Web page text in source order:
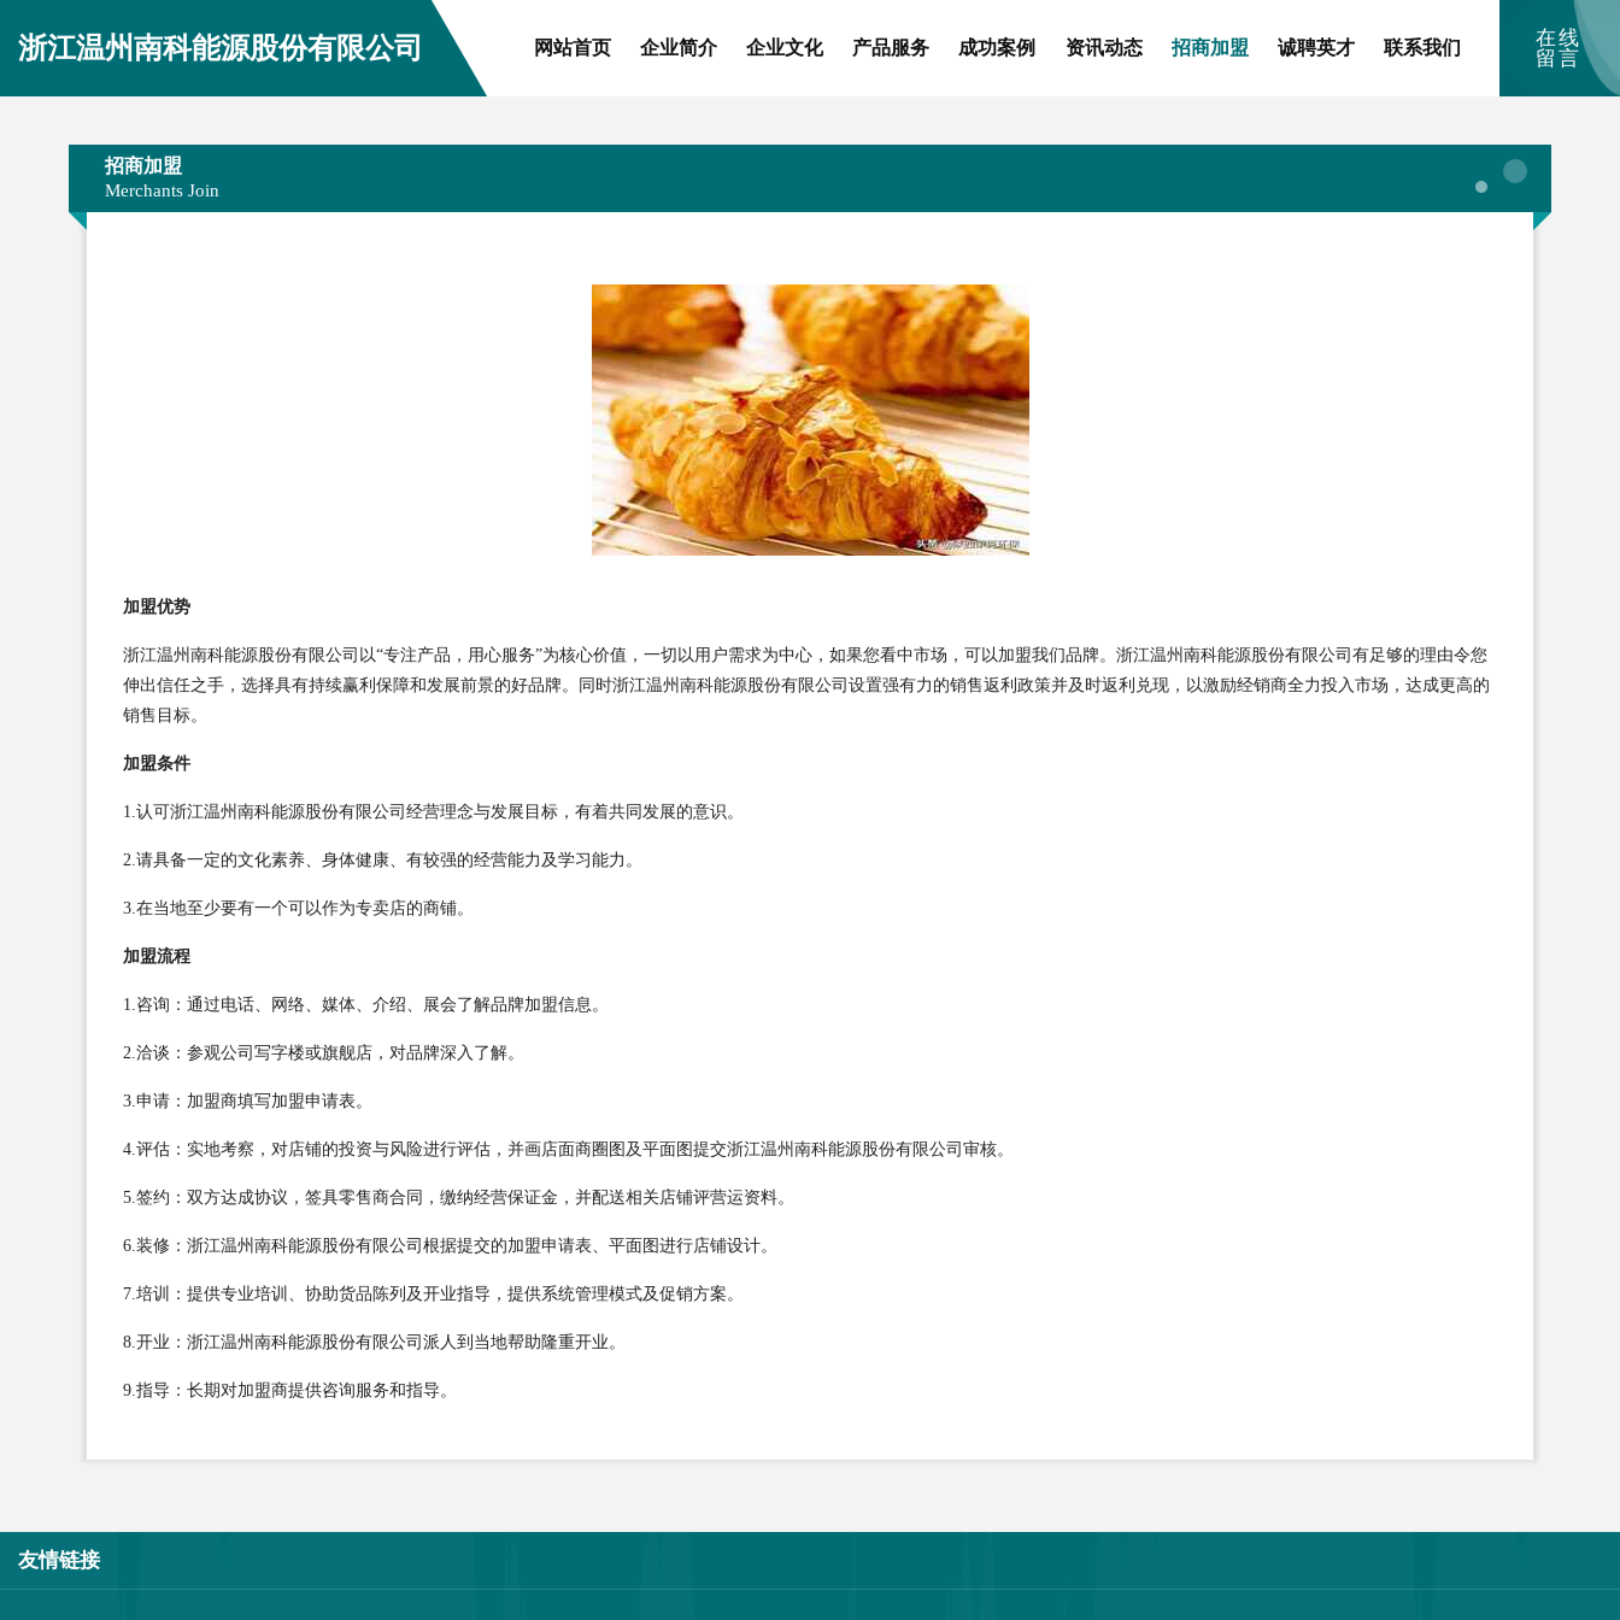
浙江温州南科能源股份有限公司 网站首页 企业简介 企业文化 产品服务 成功案例 资讯动态 招商加盟 诚聘英才 联系我们
在线
留言
招商加盟
Merchants Join
加盟优势
浙江温州南科能源股份有限公司以“专注产品，用心服务”为核心价值，一切以用户需求为中心，如果您看中市场，可以加盟我们品牌。浙江温州南科能源股份有限公司有足够的理由令您
伸出信任之手，选择具有持续赢利保障和发展前景的好品牌。同时浙江温州南科能源股份有限公司设置强有力的销售返利政策并及时返利兑现，以激励经销商全力投入市场，达成更高的
销售目标。
加盟条件
1.认可浙江温州南科能源股份有限公司经营理念与发展目标，有着共同发展的意识。
2.请具备一定的文化素养、身体健康、有较强的经营能力及学习能力。
3.在当地至少要有一个可以作为专卖店的商铺。
加盟流程
1.咨询：通过电话、网络、媒体、介绍、展会了解品牌加盟信息。
2.洽谈：参观公司写字楼或旗舰店，对品牌深入了解。
3.申请：加盟商填写加盟申请表。
4.评估：实地考察，对店铺的投资与风险进行评估，并画店面商圈图及平面图提交浙江温州南科能源股份有限公司审核。
5.签约：双方达成协议，签具零售商合同，缴纳经营保证金，并配送相关店铺评营运资料。
6.装修：浙江温州南科能源股份有限公司根据提交的加盟申请表、平面图进行店铺设计。
7.培训：提供专业培训、协助货品陈列及开业指导，提供系统管理模式及促销方案。
8.开业：浙江温州南科能源股份有限公司派人到当地帮助隆重开业。
9.指导：长期对加盟商提供咨询服务和指导。
友情链接